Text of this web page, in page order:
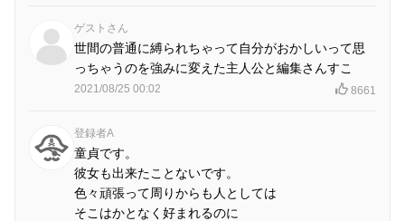
ゲストさん
世間の普通に縛られちゃって自分がおかしいって思
っちゃうのを強みに変えた主人公と編集さんすこ
2021/08/25 00:02 8661
登録者A
童貞です。
彼女も出来たことないです。
色々頑張って周りからも人としては
そこはかとなく好まれるのに